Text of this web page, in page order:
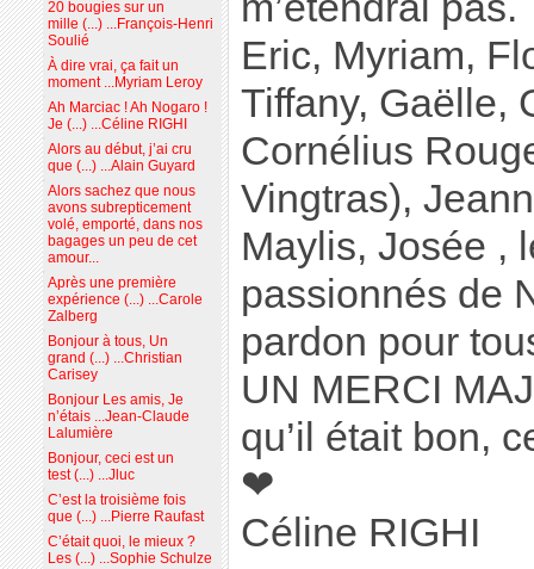
Eric, Myriam,
Tiffany, Gaëlle,
Cornélius
Vingtras),
Maylis, Josée ,
passionnés de
pardon pour
UN MERCI
qu’il était bon,
❤
Céline RIGHI
20 bougies sur un
mille (...) ...François-Henri
Soulié
À dire vrai, ça fait un
moment ...Myriam Leroy
Ah Marciac ! Ah Nogaro !
Je (...) ...Céline RIGHI
Alors au début, j’ai cru
que (...) ...Alain Guyard
Alors sachez que nous
avons subrepticement
volé, emporté, dans nos
bagages un peu de cet
amour...
Après une première
expérience (...) ...Carole
Zalberg
Bonjour à tous, Un
grand (...) ...Christian
Carisey
Bonjour Les amis, Je
n’étais ...Jean-Claude
Lalumière
Bonjour, ceci est un
test (...) ...Jluc
C’est la troisième fois
que (...) ...Pierre Raufast
C’était quoi, le mieux ?
Les (...) ...Sophie Schulze